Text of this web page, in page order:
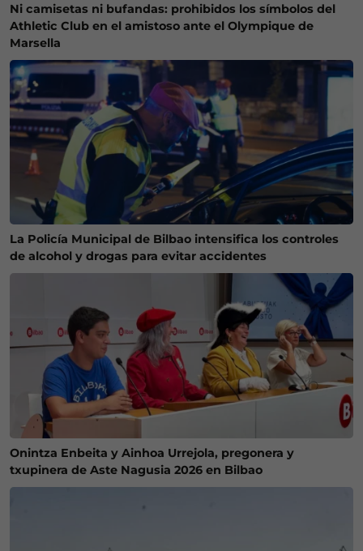
Ni camisetas ni bufandas: prohibidos los símbolos del
Athletic Club en el amistoso ante el Olympique de
Marsella
La Policía Municipal de Bilbao intensifica los controles
de alcohol y drogas para evitar accidentes
Onintza Enbeita y Ainhoa Urrejola, pregonera y
txupinera de Aste Nagusia 2026 en Bilbao